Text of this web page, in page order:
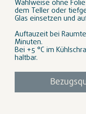
Wahlweise ohne
dem Teller oder
Glas einsetzen und
Auftauzeit bei
Minuten.
Bei +5 °C im
haltbar.